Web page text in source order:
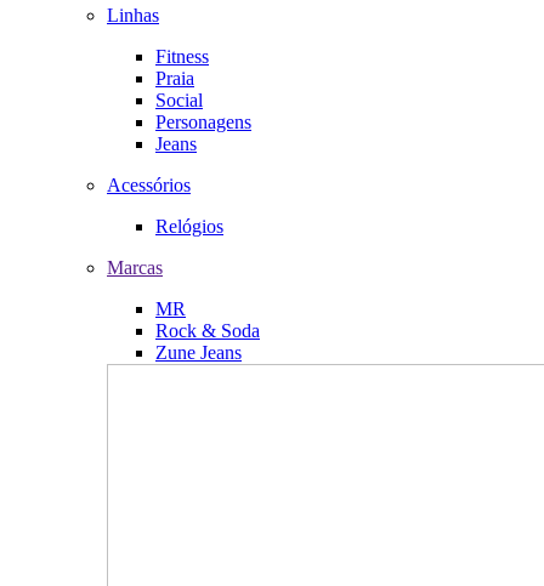
Linhas
Fitness
Praia
Social
Personagens
Jeans
Acessórios
Relógios
Marcas
MR
Rock & Soda
Zune Jeans